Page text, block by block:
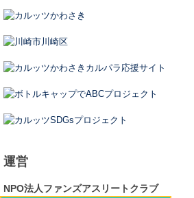
運営
NPO法人ファンズアスリートクラブ